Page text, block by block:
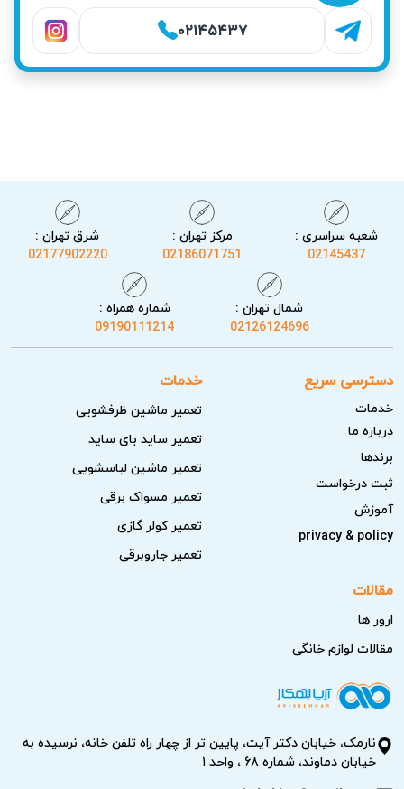
۰۲۱۴۵۴۳۷
شعبه سراسری :
02145437
مرکز تهران :
02186071751
شرق تهران :
02177902220
شمال تهران :
02126124696
شماره همراه :
09190111214
دسترسی سریع
خدمات
درباره ما
برندها
ثبت درخواست
آموزش
privacy & policy
خدمات
تعمیر ماشین ظرفشویی
تعمیر ساید بای ساید
تعمیر ماشین لباسشویی
تعمیر مسواک برقی
تعمیر کولر گازی
تعمیر جاروبرقی
مقالات
ارور ها
مقالات لوازم خانگی
نارمک، خیابان دکتر آیت، پایین تر از چهار راه تلفن خانه، نرسیده به
خیابان دماوند، شماره ۶۸ ، واحد ۱